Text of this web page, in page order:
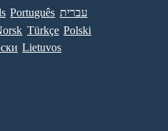
Português עברית
Türkçe Polski
Lietuvos